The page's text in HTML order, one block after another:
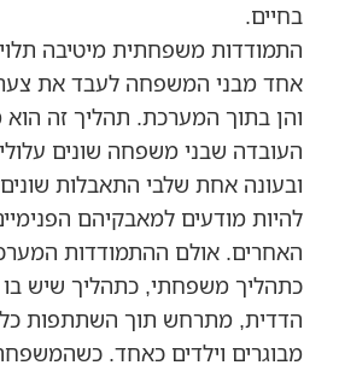
בחיים.
התמודדות משפחתית מיטיבה
אחד מבני המשפחה לעבד את
והן בתוך המערכת. תהליך זה
העובדה שבני משפחה שונים
ובעונה אחת שלבי התאבלות
להיות מודעים למאבקיהם
האחרים. אולם ההתמודדות
כתהליך משפחתי, כתהליך שיש בו
הדדית, מתרחש תוך השתתפות
מבוגרים וילדים כאחד.